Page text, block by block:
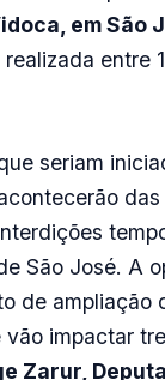
Covas.
a
21 de maio),
caso de
e 18, equipes
Jorge Zarur.
às 5h) haverá